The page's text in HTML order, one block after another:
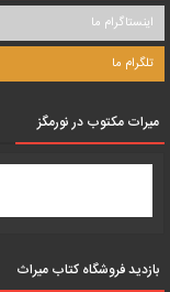
اینستاگرام ما
تلگرام ما
میرات مکتوب در نورمگز
بازدید فروشگاه کتاب میراث